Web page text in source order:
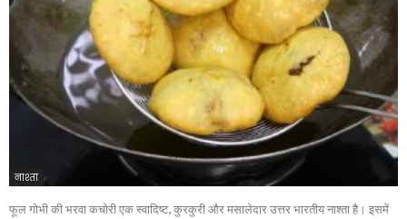
नाश्ता
फूल गोभी की भरवा कचोरी एक स्वादिष्ट, कुरकुरी और मसालेदार उत्तर भारतीय नाश्ता है। इसमें